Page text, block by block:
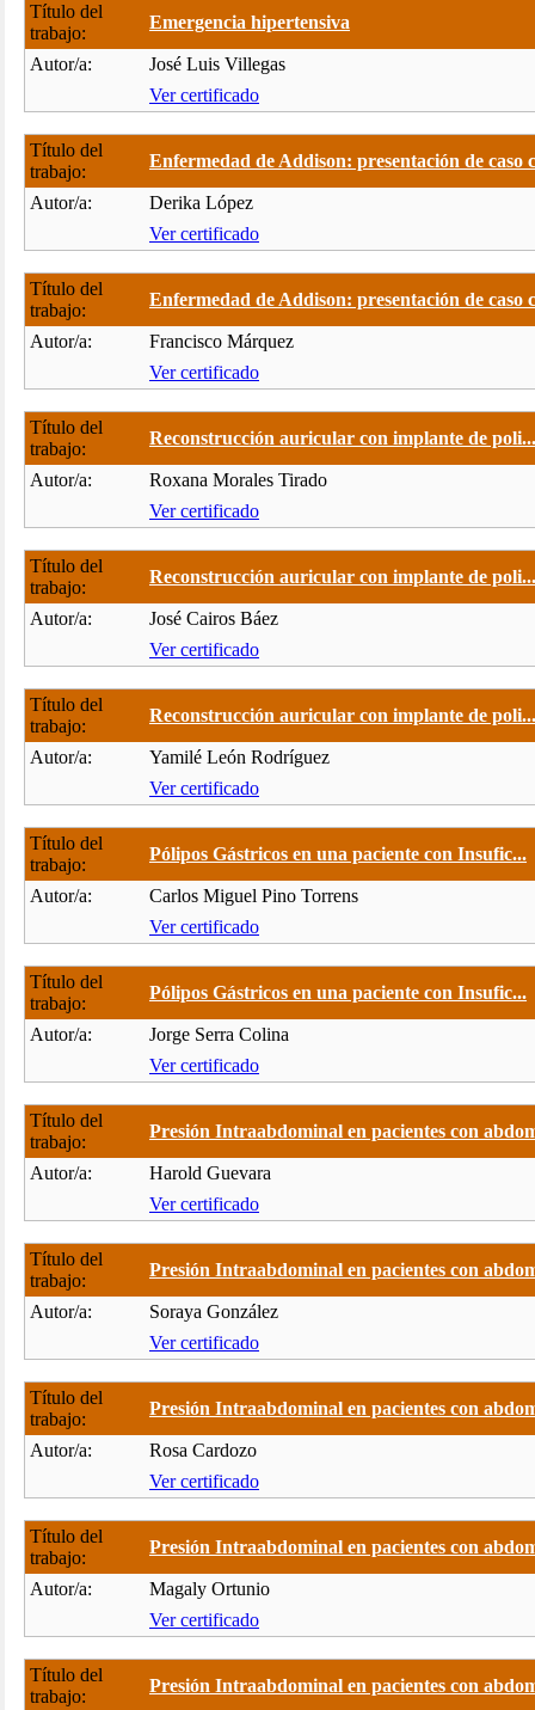
Título del
trabajo:
Emergencia hipertensiva
Autor/a:
José Luis Villegas
Ver certificado
Título del
trabajo:
Enfermedad de Addison: presentación de caso
Autor/a:
Derika López
Ver certificado
Título del
trabajo:
Enfermedad de Addison: presentación de caso
Autor/a:
Francisco Márquez
Ver certificado
Título del
trabajo:
Reconstrucción auricular con implante de poli...
Autor/a:
Roxana Morales Tirado
Ver certificado
Título del
trabajo:
Reconstrucción auricular con implante de poli...
Autor/a:
José Cairos Báez
Ver certificado
Título del
trabajo:
Reconstrucción auricular con implante de poli...
Autor/a:
Yamilé León Rodríguez
Ver certificado
Título del
trabajo:
Pólipos Gástricos en una paciente con Insufic...
Autor/a:
Carlos Miguel Pino Torrens
Ver certificado
Título del
trabajo:
Pólipos Gástricos en una paciente con Insufic...
Autor/a:
Jorge Serra Colina
Ver certificado
Título del
trabajo:
Presión Intraabdominal en pacientes con
Autor/a:
Harold Guevara
Ver certificado
Título del
trabajo:
Presión Intraabdominal en pacientes con
Autor/a:
Soraya González
Ver certificado
Título del
trabajo:
Presión Intraabdominal en pacientes con
Autor/a:
Rosa Cardozo
Ver certificado
Título del
trabajo:
Presión Intraabdominal en pacientes con
Autor/a:
Magaly Ortunio
Ver certificado
Título del
trabajo:
Presión Intraabdominal en pacientes con